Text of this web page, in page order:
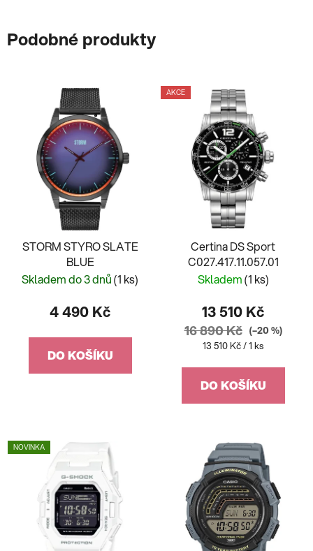
Podobné produkty
STORM STYRO SLATE
BLUE
Skladem do 3 dnů(1 ks)
4 490 Kč
DO KOŠÍKU
AKCE
Certina DS Sport
C027.417.11.057.01
Skladem(1 ks)
13 510 Kč
16 890 Kč (–20 %)
Měrná
13 510 Kč / 1 ks
DO KOŠÍKU
NOVINKA